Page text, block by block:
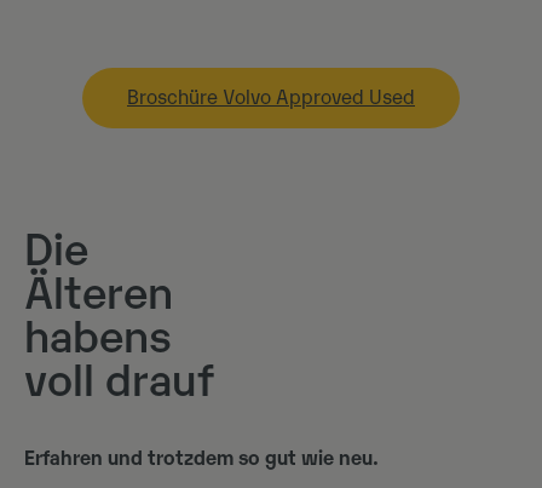
Broschüre Volvo Approved Used
Die
Älteren
habens
voll drauf
Erfahren und trotzdem so gut wie neu.